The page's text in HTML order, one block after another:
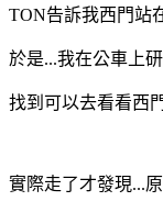
TON告訴我西門站
於是...我在公車上
找到可以去看看西
實際走了才發現...